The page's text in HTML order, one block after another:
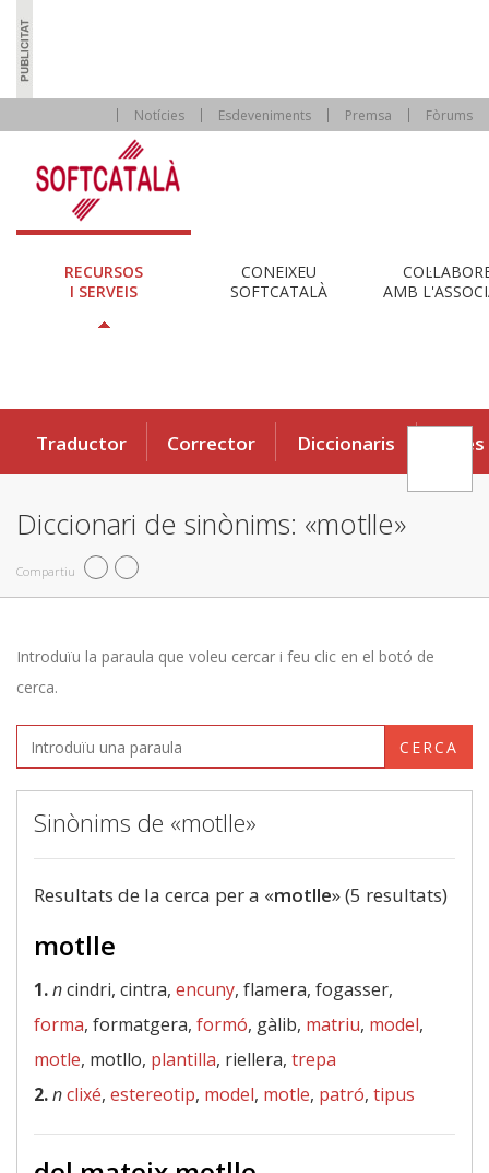
Notícies Esdeveniments Premsa Fòrums
RECURSOS
I SERVEIS
CONEIXEU
SOFTCATALÀ
AMB
Traductor Corrector Diccionaris Eines
Diccionari de sinònims: «motlle»
Compartiu
Introduïu la paraula que voleu cercar i feu clic en el botó de
cerca.
CERCA
Sinònims de «motlle»
Resultats de la cerca per a «motlle» (5 resultats)
motlle
1.ncindri, cintra, encuny, flamera, fogasser,
forma, formatgera, formó, gàlib, matriu, model,
motle, motllo, plantilla, riellera, trepa
2.nclixé, estereotip, model, motle, patró, tipus